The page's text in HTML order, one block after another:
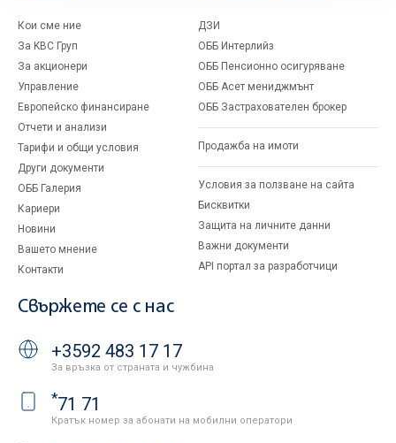
Кои сме ние
За KBC Груп
За акционери
Управление
Европейско финансиране
Отчети и анализи
Тарифи и общи условия
Други документи
ОББ Галерия
Кариери
Новини
Вашето мнение
Контакти
ДЗИ
ОББ Интерлийз
ОББ Пенсионно осигуряване
ОББ Асет мениджмънт
ОББ Застрахователен брокер
Продажба на имоти
Условия за ползване на сайта
Бисквитки
Защита на личните данни
Важни документи
API портал за разработчици
Свържете се с нас
+3592 483 17 17
За връзка от страната и чужбина
*71 71
Кратък номер за абонати на мобилни оператори